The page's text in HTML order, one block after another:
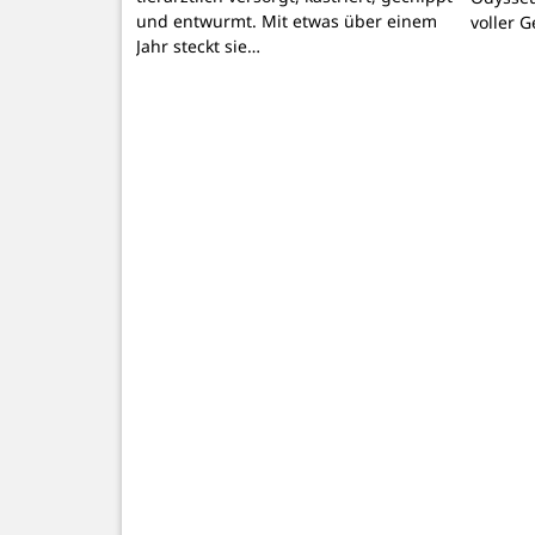
und entwurmt. Mit etwas über einem
Jahr steckt sie…
voller